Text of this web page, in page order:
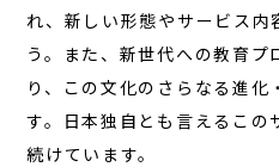
れ、新しい形態やサービス内
う。また、新世代への教育
り、この文化のさらなる進化
す。日本独自とも言えるこの
続けています。